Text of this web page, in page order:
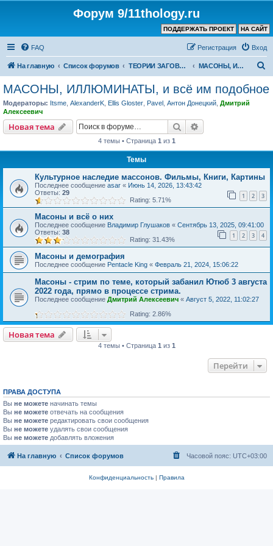
Форум 9/11thology.ru
НА САЙТ
ПОДДЕРЖАТЬ ПРОЕКТ
FAQ Вход
Регистрация
На главную Список форумов ТЕОРИИ ЗАГОВОРА (не связанные с 9/11) МАСОНЫ, ИЛЛЮМИНАТЫ, и всё им подобное
и
МАСОНЫ, ИЛЛЮМИНАТЫ, и всё им подобное
Модераторы: Itsme AlexanderK Ellis Gloster Pavel Антон Донецкий Дмитрий
Алексеевич
Новая тема Поиск
4 темы • Страница 1 из 1
Темы
Культурное наследие массонов. Фильмы, Книги, Картины
Последнее сообщение asar « Июнь 14, 2026, 13:43:42
Ответы: 29 1 2 3
Rating: 5.71%
Масоны и всё о них
Последнее сообщение Владимир Глушаков « Сентябрь 13, 2025, 09:41:00
Ответы: 38 1 2 3 4
Rating: 31.43%
Масоны и демография
Последнее сообщение Pentacle King « Февраль 21, 2024, 15:06:22
Масоны - стрим по теме, который забанил Ютюб 3 августа
2022 года, прямо в процессе стрима.
Последнее сообщение Дмитрий Алексеевич « Август 5, 2022, 11:02:27
Rating: 2.86%
Новая тема
4 темы • Страница 1 из 1
Перейти
ПРАВА ДОСТУПА
Вы не можете начинать темы
Вы не можете отвечать на сообщения
Вы не можете редактировать свои сообщения
Вы не можете удалять свои сообщения
Вы не можете добавлять вложения
На главную Список форумов Часовой пояс: UTC+03:00
Конфиденциальность| Правила